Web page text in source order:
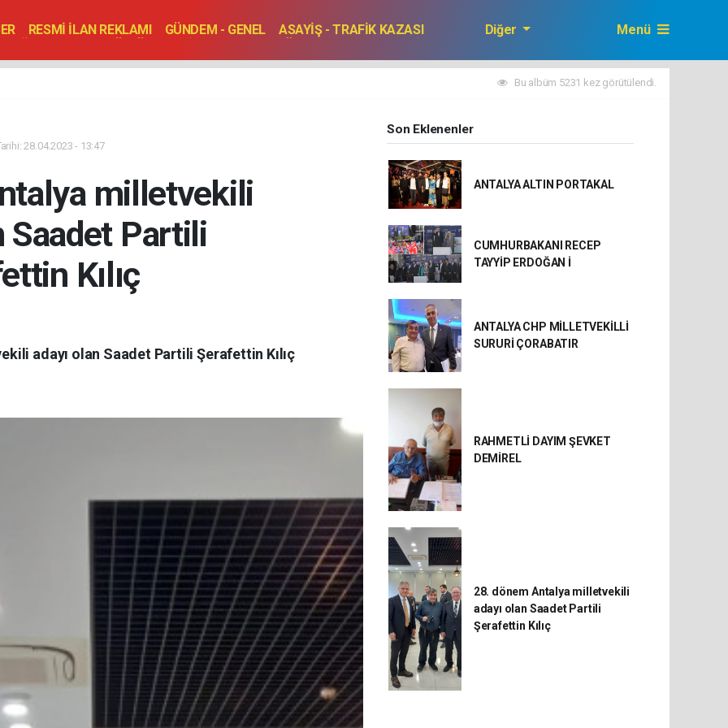
RESMİ İLAN REKLAMI GÜNDEM - GENEL
ASAYİŞ - TRAFİK KAZASI
TOPLANTI - DÜĞÜN
Diğer Menü
Bu albüm 5231 kez görütülendi.
28.04.2023 - 13:47
milletvekili
Saadet Partili
Kılıç
adayı olan Saadet Partili Şerafettin Kılıç
Son Eklenenler
ANTALYA ALTIN PORTAKAL
CUMHURBAKANI RECEP
TAYYİP ERDOĞAN İ
ANTALYA CHP MİLLETVEKİLLİ
SURURİ ÇORABATIR
RAHMETLİ DAYIM ŞEVKET
DEMİREL
28. dönem Antalya milletvekili
adayı olan Saadet Partili
Şerafettin Kılıç